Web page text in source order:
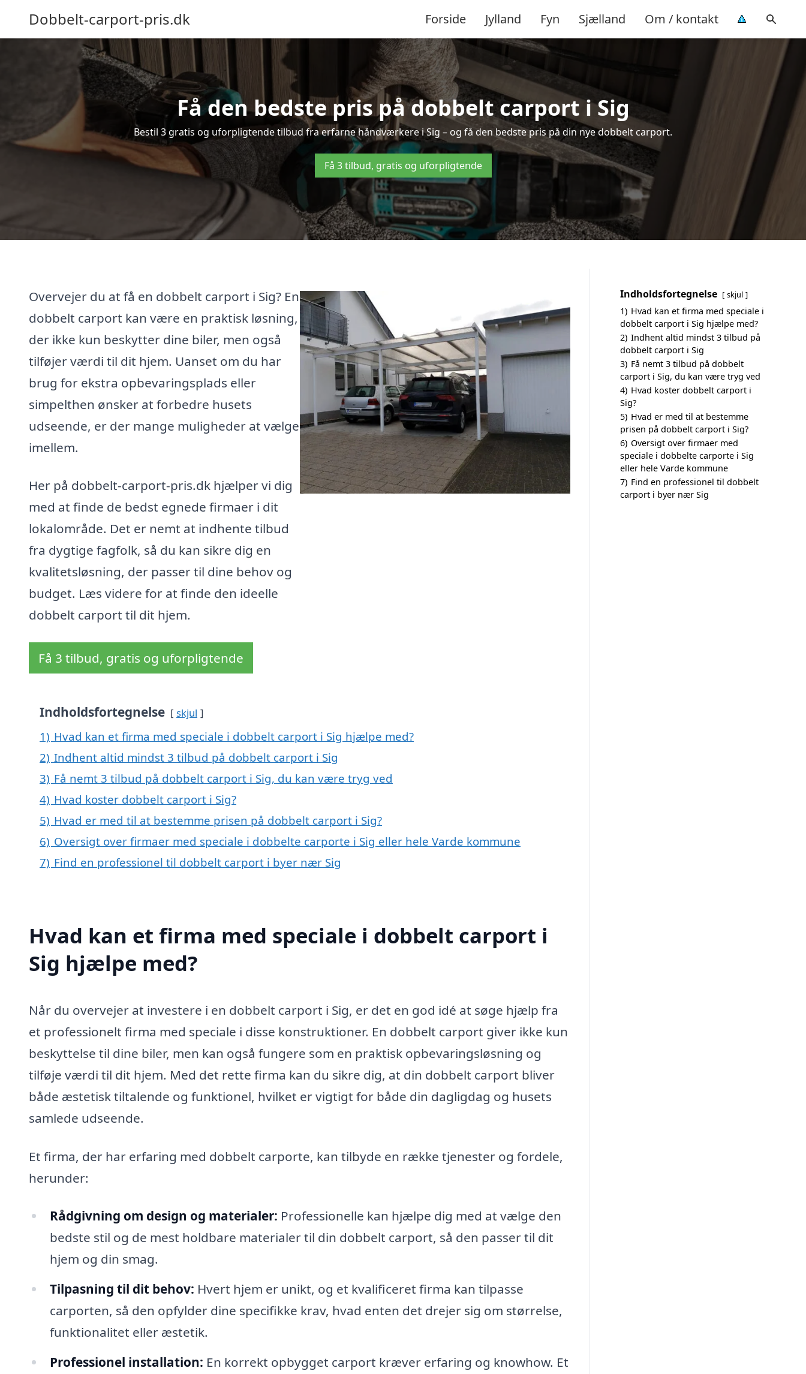
Dobbelt-carport-pris.dk Forside Jylland Fyn Sjælland Om / kontakt
Få den bedste pris på dobbelt carport i Sig
Bestil 3 gratis og uforpligtende tilbud fra erfarne håndværkere i Sig – og få den bedste pris på din nye dobbelt carport.
Få 3 tilbud, gratis og uforpligtende
Overvejer du at få en dobbelt carport i Sig? En
dobbelt carport kan være en praktisk løsning,
der ikke kun beskytter dine biler, men også
tilføjer værdi til dit hjem. Uanset om du har
brug for ekstra opbevaringsplads eller
simpelthen ønsker at forbedre husets
udseende, er der mange muligheder at vælge
imellem.
Her på dobbelt-carport-pris.dk hjælper vi dig
med at finde de bedst egnede firmaer i dit
lokalområde. Det er nemt at indhente tilbud
fra dygtige fagfolk, så du kan sikre dig en
kvalitetsløsning, der passer til dine behov og
budget. Læs videre for at finde den ideelle
dobbelt carport til dit hjem.
Få 3 tilbud, gratis og uforpligtende
Indholdsfortegnelse skjul
1) Hvad kan et firma med speciale i dobbelt carport i Sig hjælpe med?
2) Indhent altid mindst 3 tilbud på dobbelt carport i Sig
3) Få nemt 3 tilbud på dobbelt carport i Sig, du kan være tryg ved
4) Hvad koster dobbelt carport i Sig?
5) Hvad er med til at bestemme prisen på dobbelt carport i Sig?
6) Oversigt over firmaer med speciale i dobbelte carporte i Sig eller hele Varde kommune
7) Find en professionel til dobbelt carport i byer nær Sig
Hvad kan et firma med speciale i dobbelt carport i
Sig hjælpe med?
Når du overvejer at investere i en dobbelt carport i Sig, er det en god idé at søge hjælp fra
et professionelt firma med speciale i disse konstruktioner. En dobbelt carport giver ikke kun
beskyttelse til dine biler, men kan også fungere som en praktisk opbevaringsløsning og
tilføje værdi til dit hjem. Med det rette firma kan du sikre dig, at din dobbelt carport bliver
både æstetisk tiltalende og funktionel, hvilket er vigtigt for både din dagligdag og husets
samlede udseende.
Et firma, der har erfaring med dobbelt carporte, kan tilbyde en række tjenester og fordele,
herunder:
Rådgivning om design og materialer: Professionelle kan hjælpe dig med at vælge den
bedste stil og de mest holdbare materialer til din dobbelt carport, så den passer til dit
hjem og din smag.
Tilpasning til dit behov: Hvert hjem er unikt, og et kvalificeret firma kan tilpasse
carporten, så den opfylder dine specifikke krav, hvad enten det drejer sig om størrelse,
funktionalitet eller æstetik.
Professionel installation: En korrekt opbygget carport kræver erfaring og knowhow. Et
Indholdsfortegnelse skjul
1) Hvad kan et firma med speciale i
dobbelt carport i Sig hjælpe med?
2) Indhent altid mindst 3 tilbud på
dobbelt carport i Sig
3) Få nemt 3 tilbud på dobbelt
carport i Sig, du kan være tryg ved
4) Hvad koster dobbelt carport i
Sig?
5) Hvad er med til at bestemme
prisen på dobbelt carport i Sig?
6) Oversigt over firmaer med
speciale i dobbelte carporte i Sig
eller hele Varde kommune
7) Find en professionel til dobbelt
carport i byer nær Sig